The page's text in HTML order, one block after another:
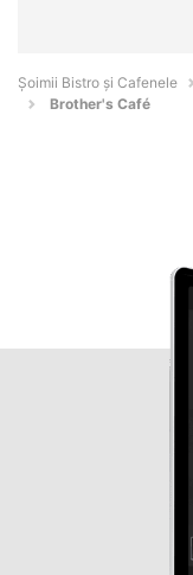
Șoimii Bistro și Cafenele
Brother's Café